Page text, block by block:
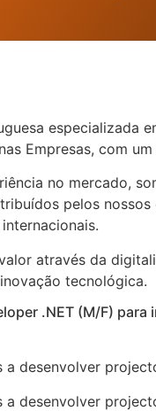
especializada
Empresas, com
no mercado,
pelos
através da
tecnológica.
.NET (M/F) para
a desenvolver
a desenvolver